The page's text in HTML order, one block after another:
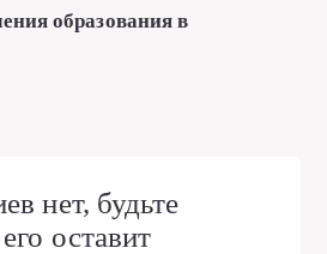
образования в
нет, будьте
оставит